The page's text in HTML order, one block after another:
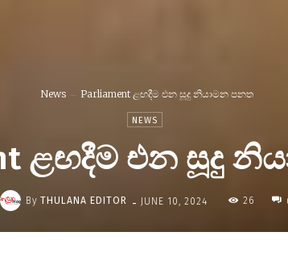
News Parliament ළඟදීම එන සූදු නියාමන පනත
NEWS
ළඟදීම එන සූදු
By THULANA EDITOR - JUNE 10, 2024 26